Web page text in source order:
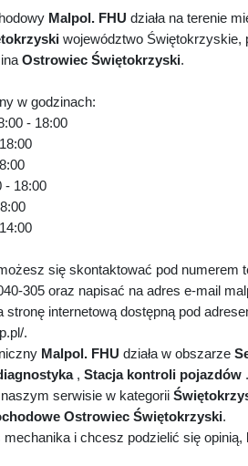
Malpol. FHU działa na terenie
województwo Świętokrzyskie,
Ostrowiec Świętokrzyski.
w godzinach:
- 18:00
- 18:00
się skontaktować pod numerem
305 oraz napisać na adres e-mail
stronę internetową dostępną pod
.
Malpol. FHU działa w obszarze
, Stacja kontroli pojazdów
serwisie w kategorii
Ostrowiec Świętokrzyski.
mechanika i chcesz podzielić się opinią,